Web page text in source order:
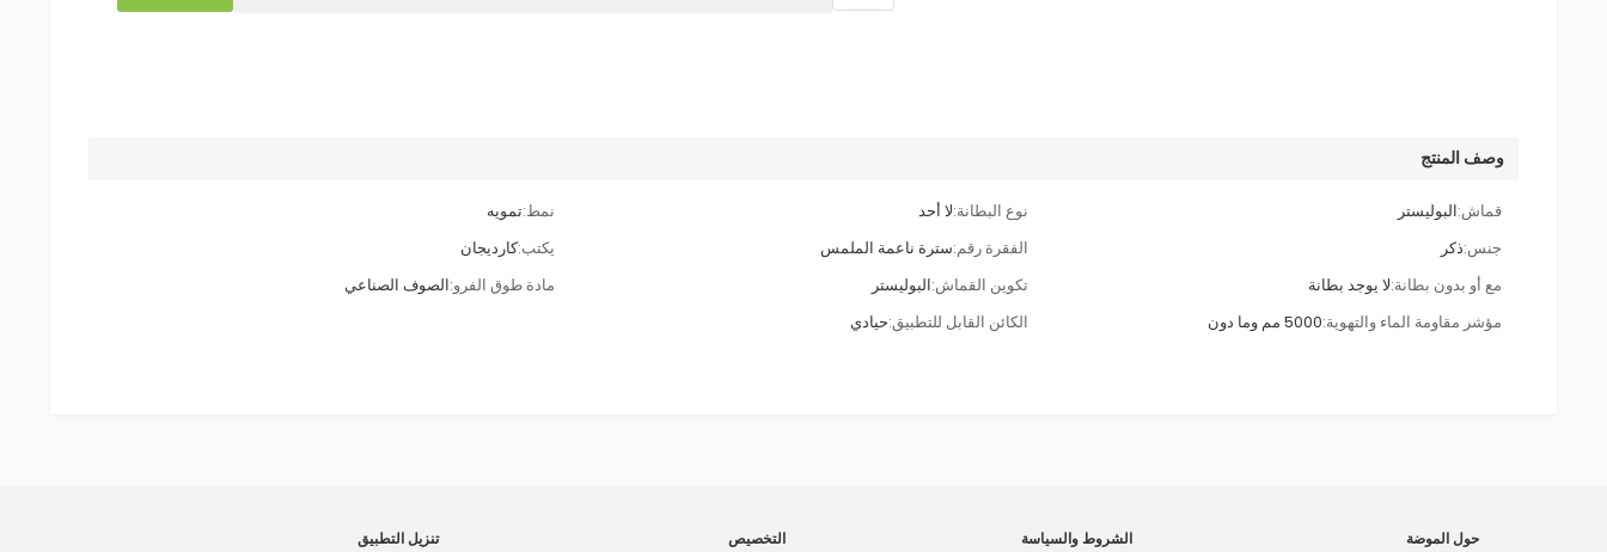
وصف المنتج
قماش:البوليستر نوع البطانة:لا أحد نمط:تمويه
جنس:ذكر الفقرة رقم:سترة ناعمة الملمس يكتب:كارديجان
مع أو بدون بطانة:لا يوجد بطانة تكوين القماش:البوليستر مادة طوق الفرو:الصوف الصناعي
مؤشر مقاومة الماء والتهوية:5000 مم وما دون الكائن القابل للتطبيق:حيادي
حول الموضة الشروط والسياسة التخصيص تنزيل التطبيق